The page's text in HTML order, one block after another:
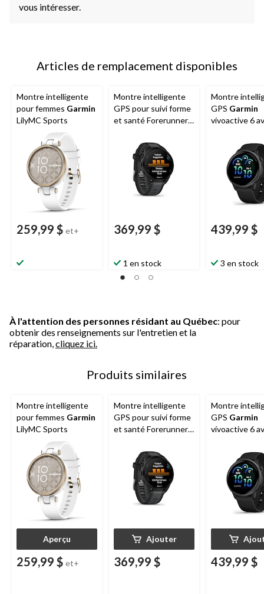
vous intéresser.
Articles de remplacement disponibles
Montre intelligente
pour femmes Garmin
LilyMC Sports
259,99 $ et+
Montre intelligente
GPS pour suivi forme
et santé Forerunner
AMOLED,
noir/ardoise
369,99 $
1 en stock
Montre
GPS Garmin
vívoactive 6
ardoise avec
439,99 $
3 en stock
À l'attention des personnes résidant au Québec: pour
obtenir des renseignements sur l'entretien et la
réparation, cliquez ici.
Produits similaires
Montre intelligente
pour femmes Garmin
LilyMC Sports
Aperçu
259,99 $ et+
Montre intelligente
GPS pour suivi forme
et santé Forerunner
AMOLED,
noir/ardoise
Ajouter
369,99 $
Montre
GPS Garmin
vívoactive 6
ardoise avec
439,99 $